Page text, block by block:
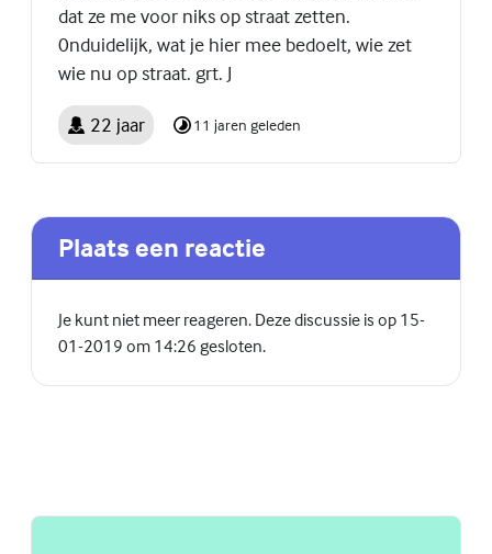
dat ze me voor niks op straat zetten.
0nduidelijk, wat je hier mee bedoelt, wie zet
wie nu op straat. grt. J
22 jaar 11 jaren geleden
Plaats een reactie
Je kunt niet meer reageren. Deze discussie is op 15-
01-2019 om 14:26 gesloten.